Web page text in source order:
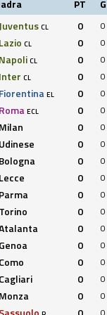
PT G
Juventus CL 0 0
Lazio CL 0 0
Napoli CL 0 0
Inter CL 0 0
Fiorentina EL 0 0
Roma ECL 0 0
Milan 0 0
Udinese 0 0
Bologna 0 0
Lecce 0 0
Parma 0 0
Torino 0 0
0 0
Genoa 0 0
Como 0 0
Cagliari 0 0
Monza 0 0